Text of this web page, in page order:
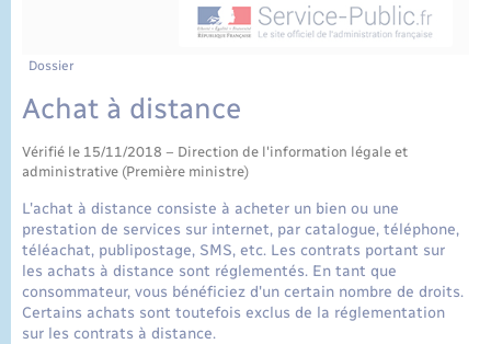
Dossier
Achat à distance
Vérifié le 15/11/2018 – Direction de l'information légale et
administrative (Première ministre)
L'achat à distance consiste à acheter un bien ou une
prestation de services sur internet, par catalogue, téléphone,
téléachat, publipostage, SMS, etc. Les contrats portant sur
les achats à distance sont réglementés. En tant que
consommateur, vous bénéficiez d'un certain nombre de droits.
Certains achats sont toutefois exclus de la réglementation
sur les contrats à distance.